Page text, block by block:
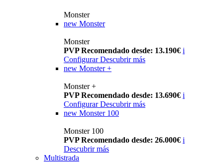
Monster
new Monster
Monster
PVP Recomendado desde: 13.190€ i
Configurar Descubrir más
new Monster +
Monster +
PVP Recomendado desde: 13.690€ i
Configurar Descubrir más
new Monster 100
Monster 100
PVP Recomendado desde: 26.000€ i
Descubrir más
Multistrada